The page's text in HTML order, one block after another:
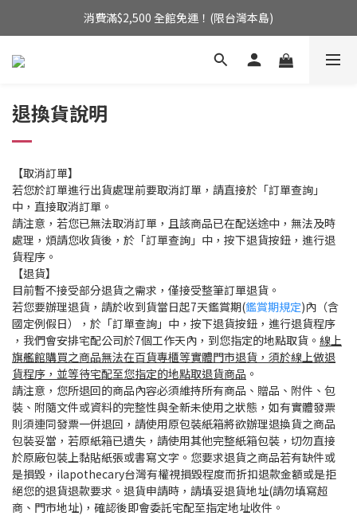
消費滿$2,500 全館免運！(限台灣本島)
消費滿$2,500 全館免運！(限台灣本島)
來自英國的天然療癒系香氛
退換貨說明
【取消訂單】
若您於訂單進行出貨處理前要取消訂單，請直接於「訂單查詢」
中，直接取消訂單。
請注意，若您已無法取消訂單，且該商品已在配送途中，無法及時
處理，煩請您收貨後，於「訂單查詢」中，按下退貨按鈕，進行退
貨程序。
【退貨】
目前暫不接受部分退貨之需求，僅接受整筆訂單退貨。
若您要辦理退貨，請於收到貨當日起7天鑑賞期(鑑賞期規定)內（含
國定例假日），於「訂單查詢」中，按下退貨按鈕，進行退貨程序
，我們會安排宅配公司於7個工作天內，到您指定的地點取貨。 線上
旗艦館購買之商品無法在百貨專櫃等實體門市退貨，須於線上做退
貨程序，並等待宅配至您指定的地點取退貨商品 。
請注意，您所退回的商品內容必須維持所有商品、贈品、附件、包
裝、附隨文件或資料的完整性與全新未使用之狀態，如有實體發票
則須連同發票一併退回，請使用原包裝紙箱將欲辦理退換貨之商品
包裝妥當，若原紙箱已遺失，請使用其他完整紙箱包裝，切勿直接
於原廠包裝上黏貼紙張或書寫文字。您要求退貨之商品若有缺件或
是損毀，ilapothecary台灣有權視損毀程度而折扣退款金額或是拒
絕您的退貨退款要求。退貨申請時，請填妥退貨地址(請勿填寫超
商、門市地址)，確認後即會委託宅配至指定地址收件。